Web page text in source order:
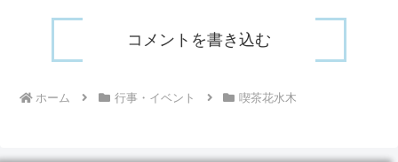
コメントを書き込む
ホーム 行事・イベント 喫茶花水木